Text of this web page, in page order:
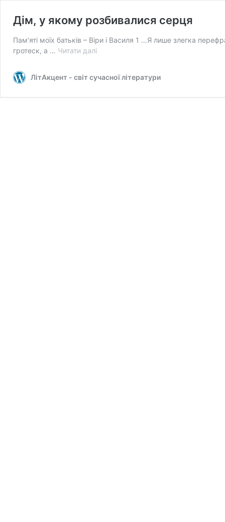
Дім, у якому розбивалися серця
Пам′яті моїх батьків – Віри і Василя 1 …Я лише злегка
гротеск, а … Читати даліДім,
розбивалися
ЛітАкцент - світ сучасної літератури